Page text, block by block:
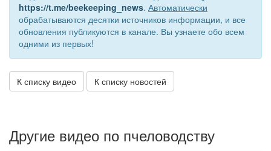
https://t.me/beekeeping_news. Автоматически
обрабатываются десятки источников информации, и все
обновления публикуются в канале. Вы узнаете обо всем
одними из первых!
К списку видео К списку новостей
Другие видео по пчеловодству